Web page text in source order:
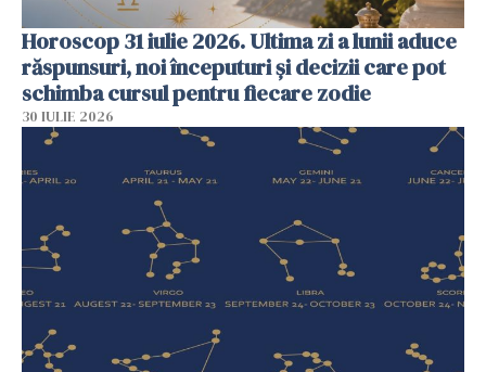
Horoscop 31 iulie 2026. Ultima zi a lunii aduce
răspunsuri, noi începuturi și decizii care pot
schimba cursul pentru fiecare zodie
30 IULIE 2026